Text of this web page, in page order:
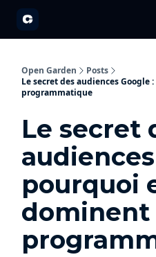
Open Garden
Posts
Le secret des audiences
programmatique
Le secret
pourquoi
dominent